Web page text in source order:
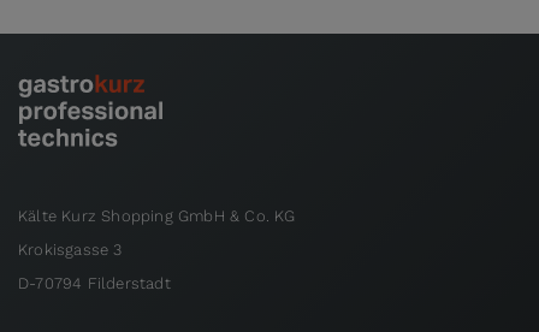
Kälte Kurz Shopping GmbH & Co. KG
Krokisgasse 3
D-70794 Filderstadt